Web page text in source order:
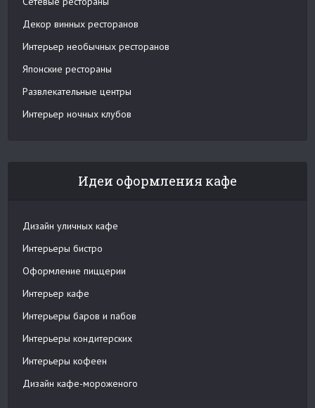
Декор винных ресторанов
Интерьер необычных ресторанов
Японские рестораны
Развлекательные центры
Интерьер ночных клубов
Идеи оформления кафе
Дизайн уличных кафе
Интерьеры бистро
Оформление пиццерии
Интерьер кафе
Интерьеры баров и пабов
Интерьеры кондитерских
Интерьеры кофеен
Дизайн кафе-мороженого